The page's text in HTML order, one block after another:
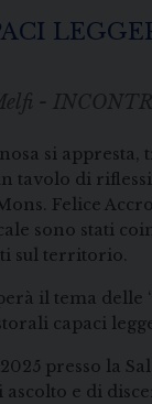
-
si
tavolo di
Felice
sono stati
sul territorio.
il tema
capaci
presso la
e di